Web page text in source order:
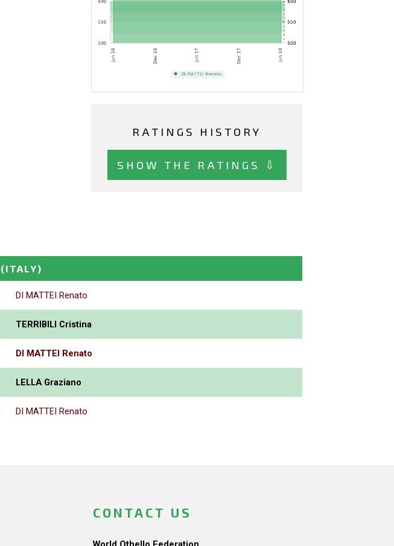
RATINGS HISTORY
SHOW THE RATINGS ⇩
(ITALY)
DI MATTEI Renato
TERRIBILI Cristina
DI MATTEI Renato
LELLA Graziano
DI MATTEI Renato
CONTACT US